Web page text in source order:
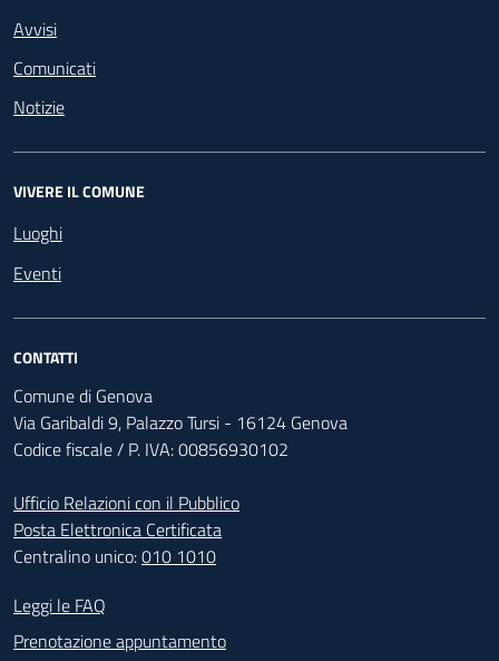
Avvisi
Comunicati
Notizie
VIVERE IL COMUNE
Luoghi
Eventi
CONTATTI
Comune di Genova
Via Garibaldi 9, Palazzo Tursi - 16124 Genova
Codice fiscale / P. IVA: 00856930102
Ufficio Relazioni con il Pubblico
Posta Elettronica Certificata
Centralino unico:010 1010
Footer - Contatti
Leggi le FAQ
Prenotazione appuntamento